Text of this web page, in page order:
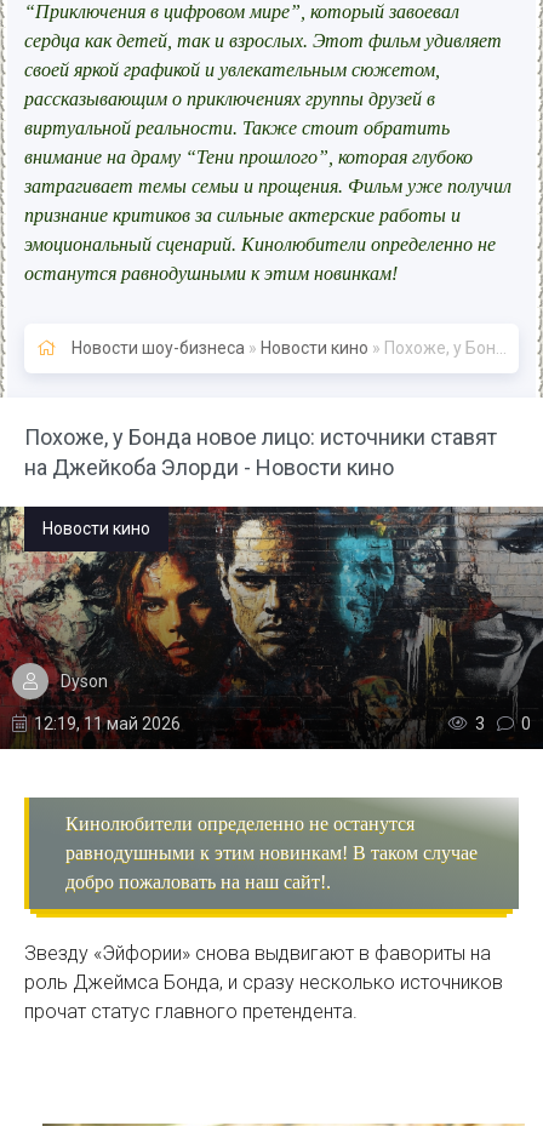
“Приключения в цифровом мире”, который завоевал
сердца как детей, так и взрослых. Этот фильм удивляет
своей яркой графикой и увлекательным сюжетом,
рассказывающим о приключениях группы друзей в
виртуальной реальности. Также стоит обратить
внимание на драму “Тени прошлого”, которая глубоко
затрагивает темы семьи и прощения. Фильм уже получил
признание критиков за сильные актерские работы и
эмоциональный сценарий. Кинолюбители определенно не
останутся равнодушными к этим новинкам!
Новости шоу-бизнеса » Новости кино » Похоже, у Бонда новое лицо: источники ставят на Джейкоба Элорди - Новости кино
Похоже, у Бонда новое лицо: источники ставят
на Джейкоба Элорди - Новости кино
Новости кино
Dyson
12:19, 11 май 2026 3 0
Кинолюбители определенно не останутся
равнодушными к этим новинкам! В таком случае
добро пожаловать на наш сайт!.
Звезду «Эйфории» снова выдвигают в фавориты на
роль Джеймса Бонда, и сразу несколько источников
прочат статус главного претендента.